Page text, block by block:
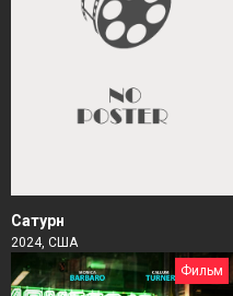
Сатурн
2024, США
Фильм